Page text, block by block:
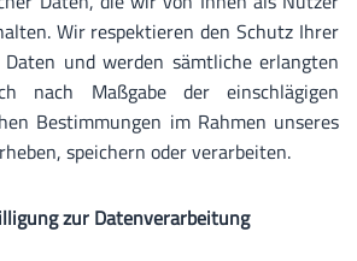
Wir respektieren den Schutz Ihrer
Daten und werden sämtliche erlangten
nach Maßgabe der einschlägigen
Bestimmungen im Rahmen unseres
speichern oder verarbeiten.
zur Datenverarbeitung